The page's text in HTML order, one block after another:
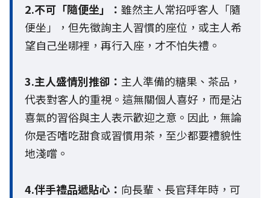
2.不可「隨便坐」： 雖然主人常招呼客人「隨
便坐」，但先徵詢主人習慣的座位，或主人希
望自己坐哪裡，再行入座，才不怕失禮。
3.主人盛情別推卻： 主人準備的糖果、茶品，
代表對客人的重視。這無關個人喜好，而是沾
喜氣的習俗與主人表示歡迎之意。因此，無論
你是否嗜吃甜食或習慣用茶，至少都要禮貌性
地淺嚐。
4.伴手禮品遞貼心： 向長輩、長官拜年時，可